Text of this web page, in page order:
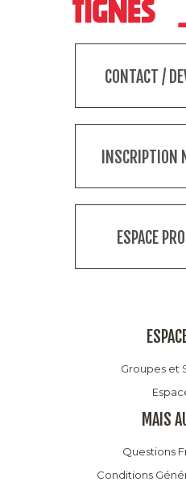
CONTACT /
INSCRIPTION
ESPACE
Groupes et
MAIS
Questions
Conditions